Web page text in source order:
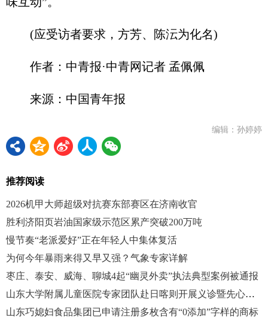
(应受访者要求，方芳、陈沄为化名)
作者：中青报·中青网记者 孟佩佩
来源：中国青年报
编辑：孙婷婷
推荐阅读
2026机甲大师超级对抗赛东部赛区在济南收官
胜利济阳页岩油国家级示范区累产突破200万吨
慢节奏“老派爱好”正在年轻人中集体复活
为何今年暴雨来得又早又强？气象专家详解
枣庄、泰安、威海、聊城4起“幽灵外卖”执法典型案例被通报
山东大学附属儿童医院专家团队赴日喀则开展义诊暨先心病筛查活动
山东巧媳妇食品集团已申请注册多枚含有“0添加”字样的商标